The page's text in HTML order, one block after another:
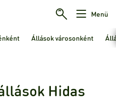
Menü
Állások városonként
Hidas